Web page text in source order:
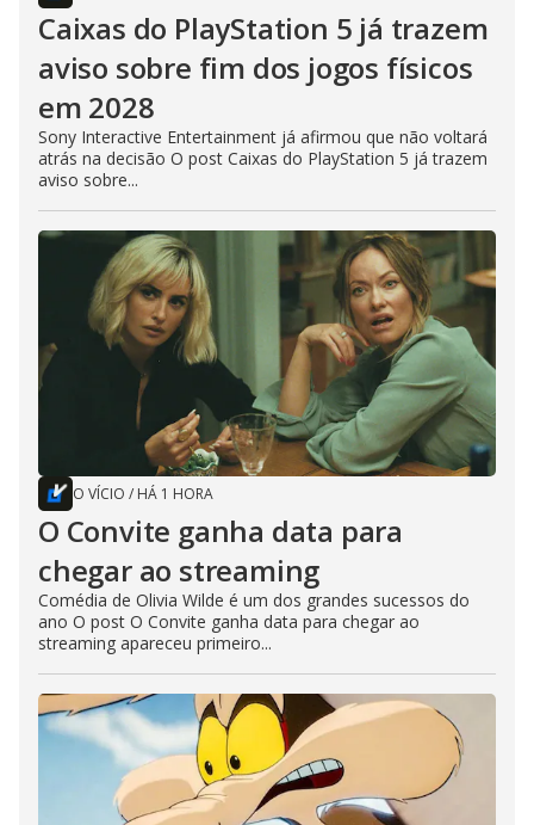
Caixas do PlayStation 5 já trazem
aviso sobre fim dos jogos físicos
em 2028
Sony Interactive Entertainment já afirmou que não voltará
atrás na decisão O post Caixas do PlayStation 5 já trazem
aviso sobre...
O VÍCIO / HÁ 1 HORA
O Convite ganha data para
chegar ao streaming
Comédia de Olivia Wilde é um dos grandes sucessos do
ano O post O Convite ganha data para chegar ao
streaming apareceu primeiro...